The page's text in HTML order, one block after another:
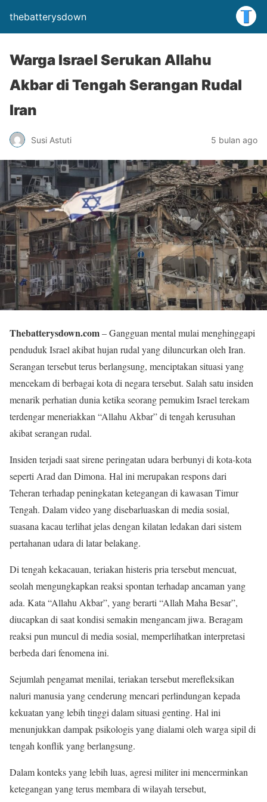
thebatterysdown
Warga Israel Serukan Allahu
Akbar di Tengah Serangan Rudal
Iran
Susi Astuti 5 bulan ago
Thebatterysdown.com– Gangguan mental mulai menghinggapi
penduduk Israel akibat hujan rudal yang diluncurkan oleh Iran.
Serangan tersebut terus berlangsung, menciptakan situasi yang
mencekam di berbagai kota di negara tersebut. Salah satu insiden
menarik perhatian dunia ketika seorang pemukim Israel terekam
terdengar meneriakkan “Allahu Akbar” di tengah kerusuhan
akibat serangan rudal.
Insiden terjadi saat sirene peringatan udara berbunyi di kota-kota
seperti Arad dan Dimona. Hal ini merupakan respons dari
Teheran terhadap peningkatan ketegangan di kawasan Timur
Tengah. Dalam video yang disebarluaskan di media sosial,
suasana kacau terlihat jelas dengan kilatan ledakan dari sistem
pertahanan udara di latar belakang.
Di tengah kekacauan, teriakan histeris pria tersebut mencuat,
seolah mengungkapkan reaksi spontan terhadap ancaman yang
ada. Kata “Allahu Akbar”, yang berarti “Allah Maha Besar”,
diucapkan di saat kondisi semakin mengancam jiwa. Beragam
reaksi pun muncul di media sosial, memperlihatkan interpretasi
berbeda dari fenomena ini.
Sejumlah pengamat menilai, teriakan tersebut merefleksikan
naluri manusia yang cenderung mencari perlindungan kepada
kekuatan yang lebih tinggi dalam situasi genting. Hal ini
menunjukkan dampak psikologis yang dialami oleh warga sipil di
tengah konflik yang berlangsung.
Dalam konteks yang lebih luas, agresi militer ini mencerminkan
ketegangan yang terus membara di wilayah tersebut,